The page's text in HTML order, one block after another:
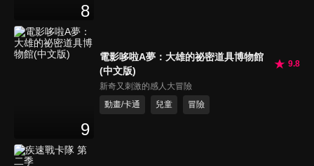
8
9
電影哆啦A夢：大雄的祕密道具博物館
(中文版)
9.8
新奇又刺激的感人大冒險
動畫/卡通
兒童 冒險